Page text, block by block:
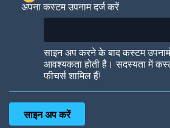
अपना कस्टम उपनाम दर्ज करें
साइन अप करने के बाद कस्टम
आवश्यकता होती है। सदस्यता में
फीचर्स शामिल हैं!